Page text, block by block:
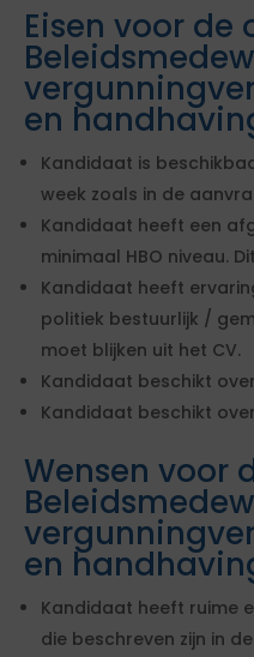
Eisen voor de
en
Kandidaat is
week zoals in de
Kandidaat heeft een
minimaal HBO niveau.
Kandidaat heeft
politiek bestuurlijk /
moet blijken uit het CV.
Kandidaat beschikt
Kandidaat beschikt
Wensen voor
en
Kandidaat heeft ruime
die beschreven zijn in